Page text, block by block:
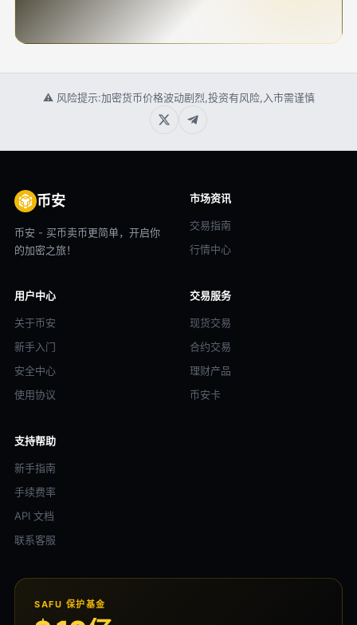
⚠ 风险提示:加密货币价格波动剧烈,投资有风险,入市需谨慎
币安
币安 - 买币卖币更简单，开启你
的加密之旅！
市场资讯
交易指南
行情中心
用户中心
关于币安
新手入门
安全中心
使用协议
交易服务
现货交易
合约交易
理财产品
币安卡
支持帮助
新手指南
手续费率
API 文档
联系客服
SAFU 保护基金